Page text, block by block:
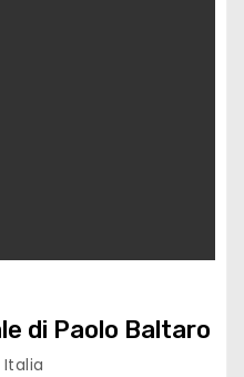
di Paolo Baltaro